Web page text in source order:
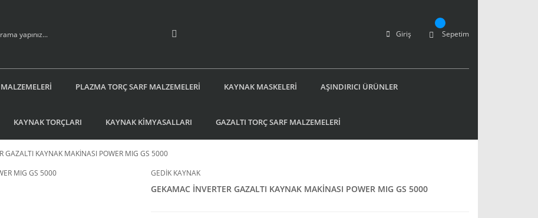
Giriş Sepetim
PLAZMA TORÇ SARF MALZEMELERİ KAYNAK MASKELERİ AŞINDIRICI ÜRÜNLER
KAYNAK TORÇLARI KAYNAK KİMYASALLARI GAZALTI TORÇ SARF MALZEMELERİ
GAZALTI KAYNAK MAKİNASI POWER MIG GS 5000
GEDİK KAYNAK
GEKAMAC İNVERTER GAZALTI KAYNAK MAKİNASI POWER MIG GS 5000